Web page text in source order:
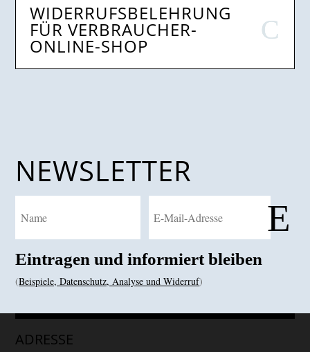
WIDERRUFSBELEHRUNG
FÜR VERBRAUCHER-
ONLINE-SHOP
NEWSLETTER
E
Eintragen und informiert bleiben
(Beispiele, Datenschutz, Analyse und Widerruf)
ADRESSE